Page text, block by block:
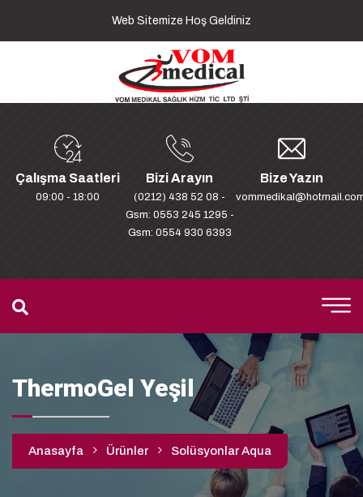
Web Sitemize Hoş Geldiniz
Çalışma Saatleri
09:00 - 18:00
Bizi Arayın
(0212) 438 52 08 -
Gsm: 0553 245 1295 -
Gsm: 0554 930 6393
Bize Yazın
ThermoGel Yeşil
Anasayfa Ürünler Solüsyonlar Aqua